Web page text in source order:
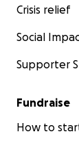
Crisis relief
Social
Supporter
Fundraise
How to